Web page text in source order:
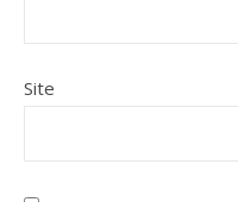
Site